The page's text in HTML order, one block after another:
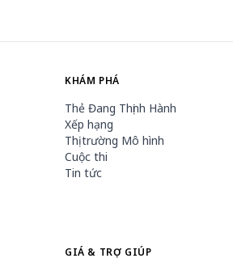
KHÁM PHÁ
Thẻ Đang Thịnh Hành
Xếp hạng
Thị trường Mô hình
Cuộc thi
Tin tức
GIÁ & TRỢ GIÚP